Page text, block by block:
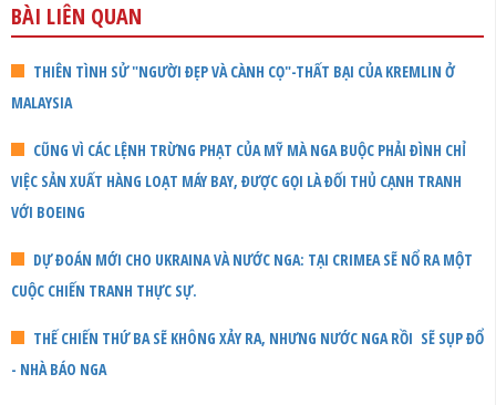
BÀI LIÊN QUAN
THIÊN TÌNH SỬ "NGƯỜI ĐẸP VÀ CÀNH CỌ"-THẤT BẠI CỦA KREMLIN Ở
MALAYSIA
CŨNG VÌ CÁC LỆNH TRỪNG PHẠT CỦA MỸ MÀ NGA BUỘC PHẢI ĐÌNH CHỈ
VIỆC SẢN XUẤT HÀNG LOẠT MÁY BAY, ĐƯỢC GỌI LÀ ĐỐI THỦ CẠNH TRANH
VỚI BOEING
DỰ ĐOÁN MỚI CHO UKRAINA VÀ NƯỚC NGA: TẠI CRIMEA SẼ NỔ RA MỘT
CUỘC CHIẾN TRANH THỰC SỰ.
THẾ CHIẾN THỨ BA SẼ KHÔNG XẢY RA, NHƯNG NƯỚC NGA RỒI SẼ SỤP ĐỔ
- NHÀ BÁO NGA